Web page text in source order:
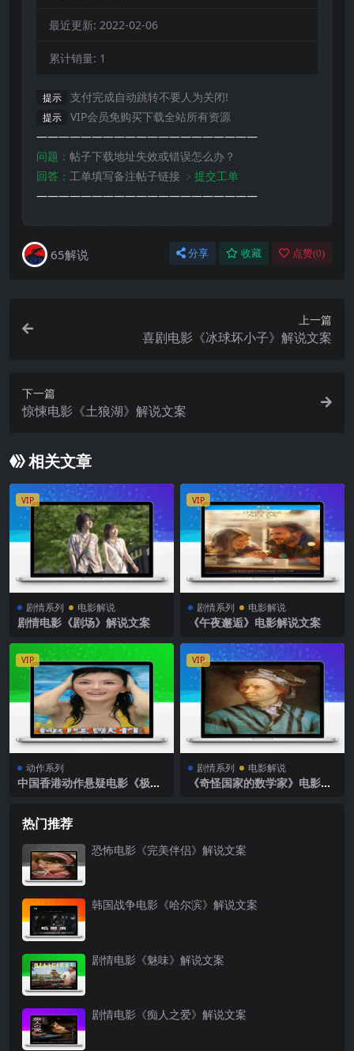
最近更新: 2022-02-06
累计销量: 1
提示 支付完成自动跳转不要人为关闭!
提示
VIP会员免购买下载全站所有资源
————————————————————
问题： 帖子下载地址失效或错误怎么办？
回答： 工单填写备注帖子链接 ﹥提交工单
————————————————————
65解说 分享 收藏 点赞(0)
上一篇
喜剧电影《冰球坏小子》解说文案
下一篇
惊悚电影《土狼湖》解说文案
相关文章
VIP
剧情系列 电影解说
剧情电影《剧场》解说文案
VIP
剧情系列 电影解说
《午夜邂逅》电影解说文案
VIP
动作系列
中国香港动作悬疑电影《极度
VIP
剧情系列 电影解说
《奇怪国家的数学家》电影解
热门推荐
恐怖电影《完美伴侣》解说文案
韩国战争电影《哈尔滨》解说文案
剧情电影《魅味》解说文案
剧情电影《痴人之爱》解说文案